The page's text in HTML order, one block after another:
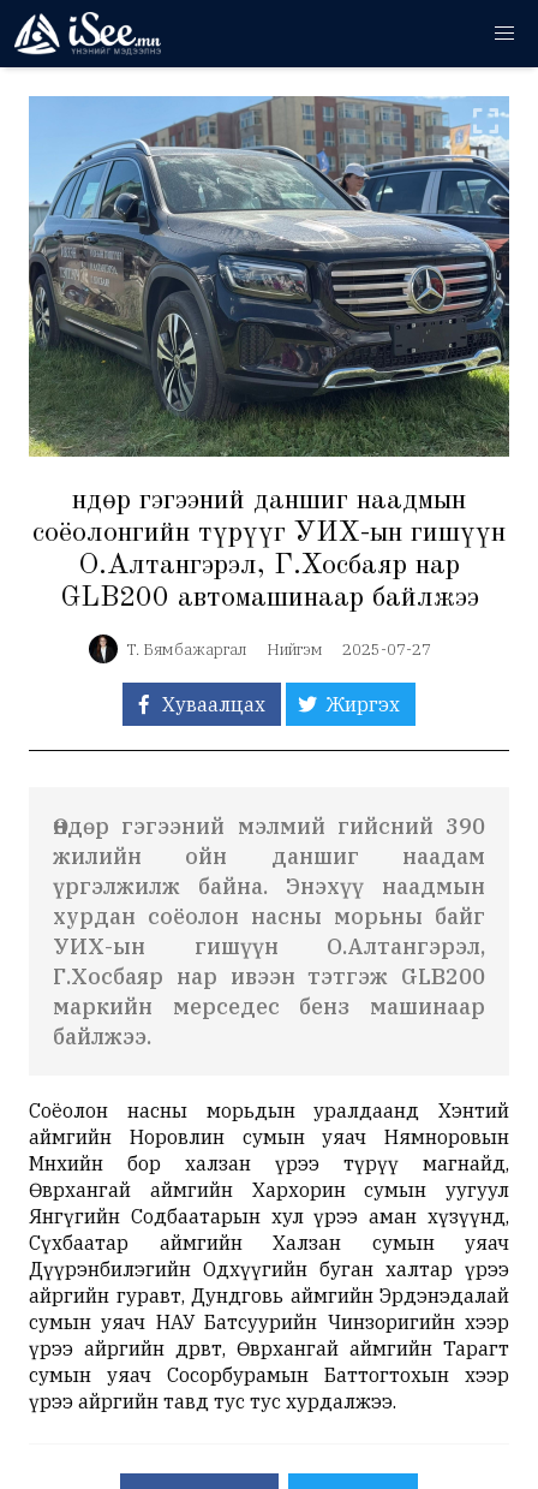
Өндөр гэгээний даншиг наадмын
соёолонгийн түрүүг УИХ-ын гишүүн
О.Алтангэрэл, Г.Хосбаяр нар
GLB200 автомашинаар байлжээ
Т. Бямбажаргал Нийгэм 2025-07-27
Хуваалцах Жиргэх
Өндөр гэгээний мэлмий гийсний 390
жилийн ойн даншиг наадам
үргэлжилж байна. Энэхүү наадмын
хурдан соёолон насны морьны байг
УИХ-ын гишүүн О.Алтангэрэл,
Г.Хосбаяр нар ивээн тэтгэж GLB200
маркийн мерседес бенз машинаар
байлжээ.
Соёолон насны морьдын уралдаанд Хэнтий
аймгийн Норовлин сумын уяач Нямноровын
Мөнхийн бор халзан үрээ түрүү магнайд,
Өвөрхангай аймгийн Хархорин сумын уугуул
Янгүгийн Содбаатарын хул үрээ аман хүзүүнд,
Сүхбаатар аймгийн Халзан сумын уяач
Дүүрэнбилэгийн Одхүүгийн буган халтар үрээ
айргийн гуравт, Дундговь аймгийн Эрдэнэдалай
сумын уяач НАУ Батсуурийн Чинзоригийн хээр
үрээ айргийн дөрөвт, Өвөрхангай аймгийн Тарагт
сумын уяач Сосорбурамын Баттогтохын хээр
үрээ айргийн тавд тус тус хурдалжээ.